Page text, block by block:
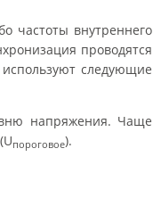
частоты внутреннего
проводятся
следующие
напряжения. Чаще
пороговое).